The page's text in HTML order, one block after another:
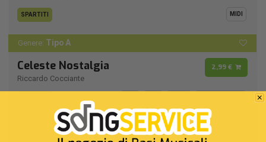
SPARTITI MIDI
Genere: Tipo A
Celeste Nostalgia
Riccardo Cocciante
2,99 €
Tipo A